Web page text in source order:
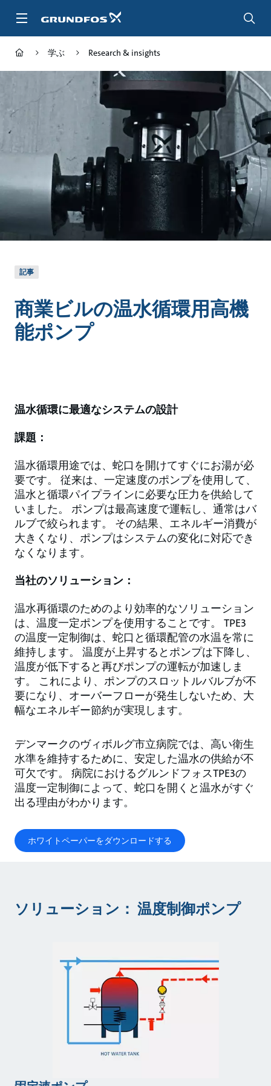
テ
に
ス
キ
学ぶ Research & insights
記事
商業ビルの温水循環用高機
能ポンプ
温水循環に最適なシステムの設計
課題：
温水循環用途では、蛇口を開けてすぐにお湯が必
要です。 従来は、一定速度のポンプを使用して、
温水と循環パイプラインに必要な圧力を供給して
いました。 ポンプは最高速度で運転し、通常はバ
ルブで絞られます。 その結果、エネルギー消費が
大きくなり、ポンプはシステムの変化に対応でき
なくなります。
当社のソリューション：
温水再循環のためのより効率的なソリューション
は、温度一定ポンプを使用することです。 TPE3
の温度一定制御は、蛇口と循環配管の水温を常に
維持します。 温度が上昇するとポンプは下降し、
温度が低下すると再びポンプの運転が加速しま
す。 これにより、ポンプのスロットルバルブが不
要になり、オーバーフローが発生しないため、大
幅なエネルギー節約が実現します。
デンマークのヴィボルグ市立病院では、高い衛生
水準を維持するために、安定した温水の供給が不
可欠です。 病院におけるグルンドフォスTPE3の
温度一定制御によって、蛇口を開くと温水がすぐ
出る理由がわかります。
ホワイトペーパーをダウンロードする
ソリューション： 温度制御ポンプ